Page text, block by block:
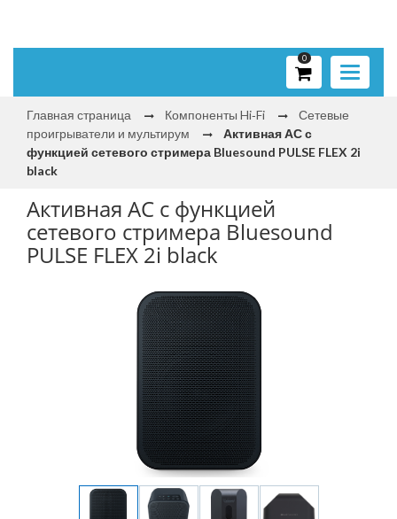
Toggle
0
Главная страница Компоненты Hi‑Fi
Сетевые
проигрыватели и мультирум
Активная АС с
функцией сетевого стримера Bluesound PULSE FLEX 2i
black
Активная АС с функцией
сетевого стримера Bluesound
PULSE FLEX 2i black